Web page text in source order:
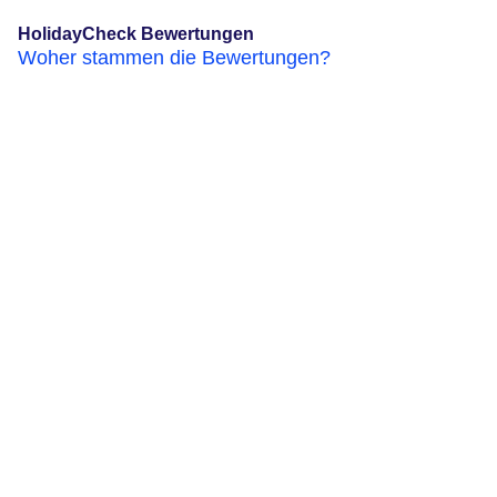
HolidayCheck Bewertungen
Woher stammen die Bewertungen?